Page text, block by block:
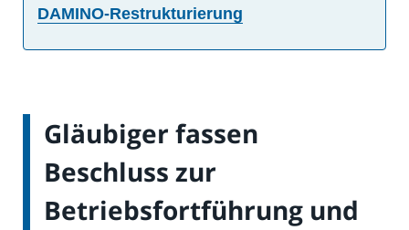
DAMINO-Restrukturierung
Gläubiger fassen
Beschluss zur
Betriebsfortführung und